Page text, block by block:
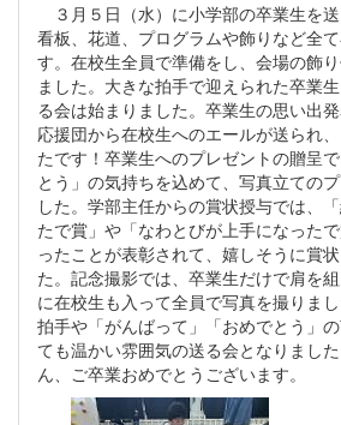
３月５日（水）に小学部の卒業生を送
看板、花道、プログラムや飾りなど全
す。在校生全員で準備をし、会場の飾
ました。大きな拍手で迎えられた卒業
る会は始まりました。卒業生の思い出
応援団から在校生へのエールが送られ
たです！卒業生へのプレゼントの贈呈
とう」の気持ちを込めて、写真立ての
した。学部主任からの賞状授与では、
たで賞」や「なわとびが上手になった
ったことが表彰されて、嬉しそうに賞
た。記念撮影では、卒業生だけで肩を
に在校生も入って全員で写真を撮りま
拍手や「がんばって」「おめでとう」
ても温かい雰囲気の送る会となりまし
ん、ご卒業おめでとうございます。